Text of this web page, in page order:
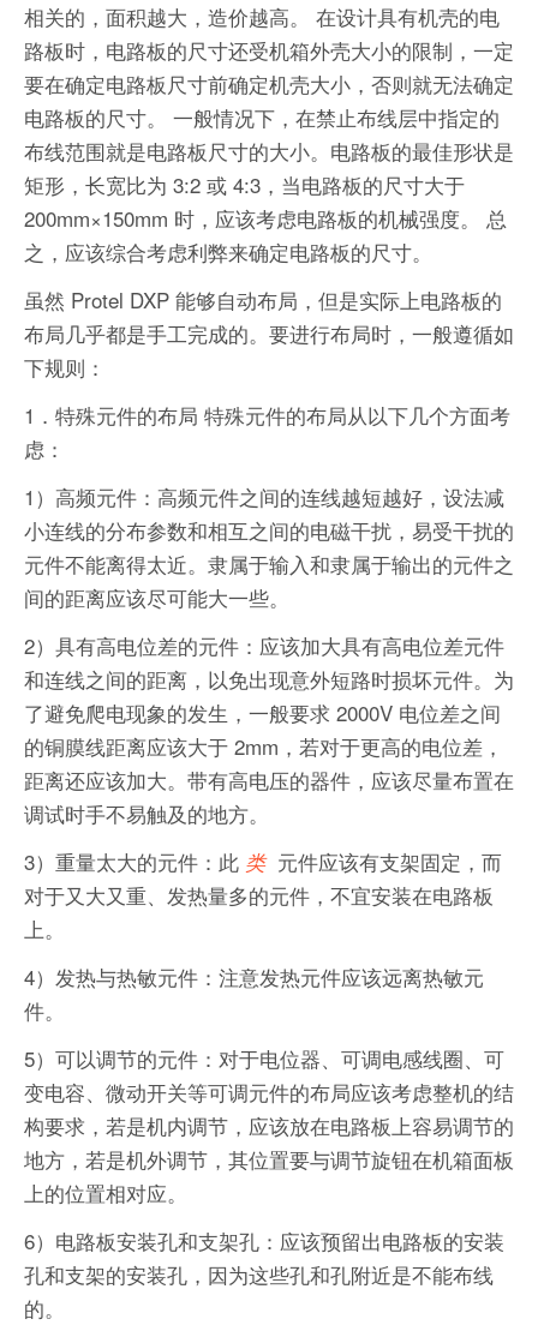
相关的，面积越大，造价越高。 在设计具有机壳的电
路板时，电路板的尺寸还受机箱外壳大小的限制，一定
要在确定电路板尺寸前确定机壳大小，否则就无法确定
电路板的尺寸。 一般情况下，在禁止布线层中指定的
布线范围就是电路板尺寸的大小。电路板的最佳形状是
矩形，长宽比为 3:2 或 4:3，当电路板的尺寸大于
200mm×150mm 时，应该考虑电路板的机械强度。 总
之，应该综合考虑利弊来确定电路板的尺寸。
虽然 Protel DXP 能够自动布局，但是实际上电路板的
布局几乎都是手工完成的。要进行布局时，一般遵循如
下规则：
1．特殊元件的布局 特殊元件的布局从以下几个方面考
虑：
1）高频元件：高频元件之间的连线越短越好，设法减
小连线的分布参数和相互之间的电磁干扰，易受干扰的
元件不能离得太近。隶属于输入和隶属于输出的元件之
间的距离应该尽可能大一些。
2）具有高电位差的元件：应该加大具有高电位差元件
和连线之间的距离，以免出现意外短路时损坏元件。为
了避免爬电现象的发生，一般要求 2000V 电位差之间
的铜膜线距离应该大于 2mm，若对于更高的电位差，
距离还应该加大。带有高电压的器件，应该尽量布置在
调试时手不易触及的地方。
3）重量太大的元件：此 类 元件应该有支架固定，而
对于又大又重、发热量多的元件，不宜安装在电路板
上。
4）发热与热敏元件：注意发热元件应该远离热敏元
件。
5）可以调节的元件：对于电位器、可调电感线圈、可
变电容、微动开关等可调元件的布局应该考虑整机的结
构要求，若是机内调节，应该放在电路板上容易调节的
地方，若是机外调节，其位置要与调节旋钮在机箱面板
上的位置相对应。
6）电路板安装孔和支架孔：应该预留出电路板的安装
孔和支架的安装孔，因为这些孔和孔附近是不能布线
的。